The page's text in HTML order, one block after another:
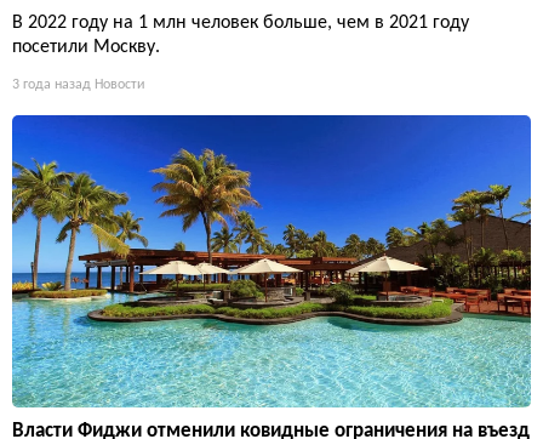
В 2022 году на 1 млн человек больше, чем в 2021 году
посетили Москву.
3 года назад Новости
Власти Фиджи отменили ковидные ограничения на въезд